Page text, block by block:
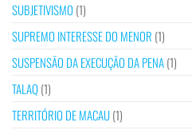
SUBJETIVISMO (1)
SUPREMO INTERESSE DO MENOR (1)
SUSPENSÃO DA EXECUÇÃO DA PENA(1)
TALAQ(1)
TERRITÓRIO DE MACAU(1)